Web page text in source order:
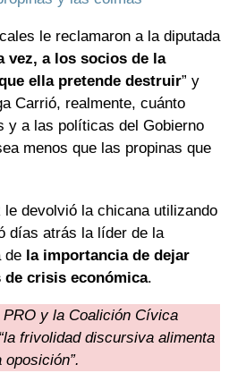
le reclamaron a la diputada
vez, a los socios de la
ella pretende destruir” y
Carrió, realmente, cuánto
y a las políticas del Gobierno
menos que las propinas que
devolvió la chicana utilizando
días atrás la líder de la
de la importancia de dejar
de crisis económica.
y la Coalición Cívica
frivolidad discursiva alimenta